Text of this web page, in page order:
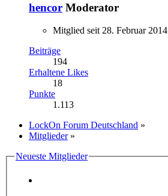
hencor Moderator
Mitglied seit 28. Februar 2014
Beiträge
194
Erhaltene Likes
18
Punkte
1.113
LockOn Forum Deutschland »
Mitglieder »
Neueste Mitglieder